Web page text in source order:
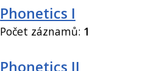
Phonetics I
Počet záznamů: 1
Phonetics II